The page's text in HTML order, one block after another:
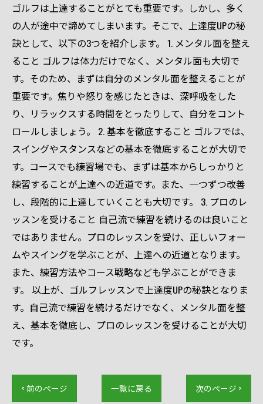
ゴルフは上達することがとても重要です。しかし、多く
の人が途中で諦めてしまいます。そこで、上達度UPの秘
訣として、以下の3つを紹介します。 1. メンタル面を整え
ること ゴルフは体力だけでなく、メンタル面も大切で
す。そのため、まずは自分のメンタル面を整えることが
重要です。焦りや怒りを感じたときは、深呼吸をした
り、リラックスする時間をとったりして、自分をコント
ロールしましょう。 2. 基本を徹底すること ゴルフでは、
スイングやスタンスなどの基本を徹底することが大切で
す。コースでも練習場でも、まずは基本からしっかりと
練習することが上達への近道です。また、一つずつ改善
し、段階的に上達していくことも大切です。 3. プロのレ
ッスンを受けること 自己流で練習を続けるのは良いこと
ではありません。プロのレッスンを受け、正しいフォー
ムやスイングを学ぶことが、上達への近道となります。
また、練習方法やコース戦略なども学ぶことができま
す。 以上が、ゴルフレッスンで上達度UPの秘訣となりま
す。自己流で練習を続けるだけでなく、メンタル面を整
え、基本を徹底し、プロのレッスンを受けることが大切
です。
< 前のページ 一覧に戻る 次のページ >